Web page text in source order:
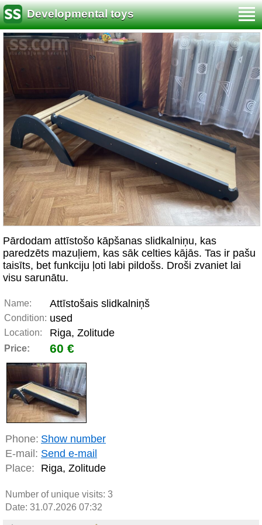
Developmental toys
Pārdodam attīstošo kāpšanas slidkalniņu, kas
paredzēts mazuļiem, kas sāk celties kājās. Tas ir pašu
taisīts, bet funkciju ļoti labi pildošs. Droši zvaniet lai
visu sarunātu.
Name: Attīstošais slidkalniņš
Condition: used
Location: Riga, Zolitude
Price: 60 €
Phone: Show number
E-mail: Send e-mail
Place:
Riga, Zolitude
Number of unique visits: 3
Date: 31.07.2026 07:32